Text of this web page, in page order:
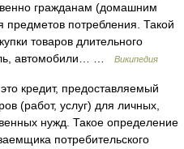
гражданам (домашним
предметов потребления. Такой
товаров длительного
автомобили… …
Википедия
кредит, предоставляемый
(работ, услуг) для личных,
нужд. Такое определение
потребительского